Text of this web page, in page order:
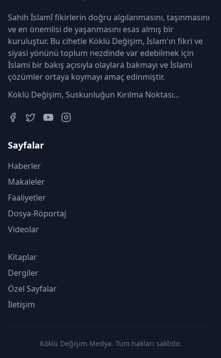
Sahih İslamî fikirlerin doğru algılanmasını, taşınmasını
ve en önemlisi de yaşanmasını esas almış bir
kuruluştur. Bu cihetle Köklü Değişim, İslam'ın fikri ve
siyasi yönünü toplum nezdinde var edebilmek için
İslami bir bakış açısıyla olaylara bakmayı ve İslami
çözümler ortaya koymayı amaç edinmiştir.
Köklü Değişim, Suskunluğun Kırılma Noktası...
Sayfalar
Haberler
Makaleler
Faaliyetler
Dosya-Röportaj
Videolar
Kitaplar
Dergiler
Özel Sayfalar
İletişim
Köklü Değişim Medya. Tüm hakları saklıdır.